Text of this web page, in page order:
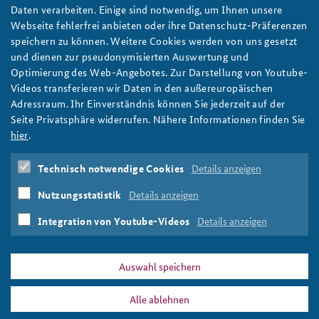
der USA
Um die globale Sicherheitsarchitektur zu verstehen, geht kein
Weg an den Vereinigten Staaten vorbei. Eine Reise nach
Washington, D.C. und New York ist deshalb fester Bestandteil
des Kernseminars der BAKS – so auch in diesem Jahr. Foto:
Pixabay/jamesdemers
weiter
Washington D.C.,FBI,Vereinte Nationen,NYPD,
Department of Defense,Department of State,Pew
Research Center
,National Guard
and Border Protection,American Jewish Committee
American Civil Liberties Union,Hudson Institute
DATA PRIVACY IMPRINT
Daten verarbeiten. Einige sind notwendig, um Ihnen unsere
Webseite fehlerfrei anbieten oder ihre Datenschutz-Präferenzen
speichern zu können. Weitere Cookies werden von uns gesetzt
und dienen zur pseudonymisierten Auswertung und
Optimierung des Web-Angebotes. Zur Darstellung von Youtube-
Videos transferieren wir Daten in den außereuropäischen
Adressraum. Ihr Einverständnis können Sie jederzeit auf der
Seite Privatsphäre widerrufen. Nähere Informationen finden Sie
hier.
Technisch notwendige Cookies Details anzeigen
Nutzungsstatistik Details anzeigen
Integration von Youtube-Videos Details anzeigen
Auswahl speichern
Alle ablehnen